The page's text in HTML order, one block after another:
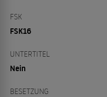
FSK
FSK16
UNTERTITEL
Nein
BESETZUNG